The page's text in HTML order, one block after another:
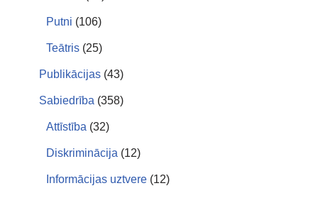
Putni (106)
Teātris (25)
Publikācijas (43)
Sabiedrība (358)
Attīstība (32)
Diskriminācija (12)
Informācijas uztvere (12)